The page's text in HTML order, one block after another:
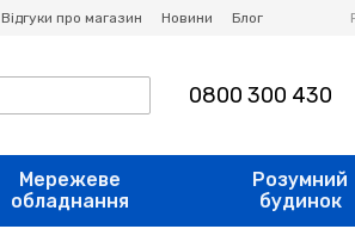
Відгуки про магазин Новини Блог
0800 300 430
Мережеве
обладнання
Розумний
будинок